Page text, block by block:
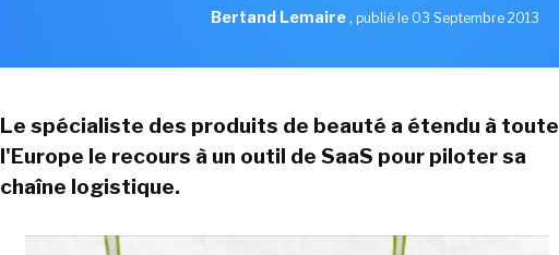
Bertand Lemaire, publié le 03 Septembre 2013
Le spécialiste des produits de beauté a étendu à toute
l'Europe le recours à un outil de SaaS pour piloter sa
chaîne logistique.